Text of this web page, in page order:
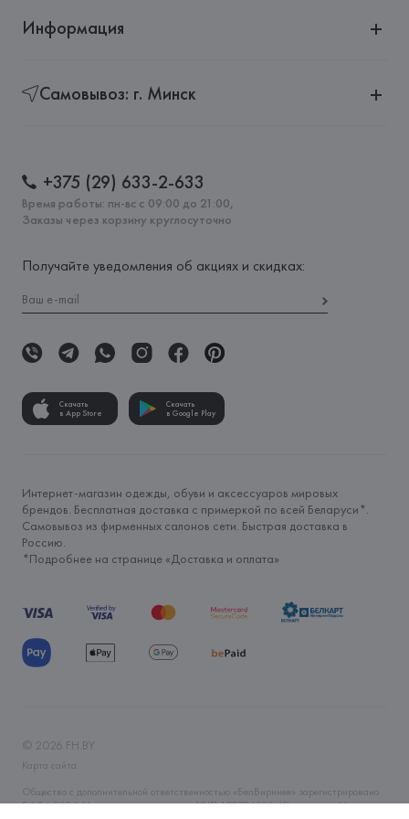
Информация
Самовывоз: г. Минск
+375 (29) 633-2-633
Время работы: пн-вс с 09:00 до 21:00,
Заказы через корзину круглосуточно
Получайте уведомления об акциях и скидках:
Скачать
в App Store
Скачать
в Google Play
Интернет-магазин одежды, обуви и аксессуаров мировых
брендов. Бесплатная доставка с примеркой по всей Беларуси*.
Самовывоз из фирменных салонов сети. Быстрая доставка в
Россию.
*Подробнее на странице «Доставка и оплата»
© 2026 FH.BY
Карта сайта
Общество с дополнительной ответственностью «БелВиринея» зарегистрировано
06.04.2006 Минским горисполкомом. УНП 190706320. Юр.адрес: г. Минск, ул.